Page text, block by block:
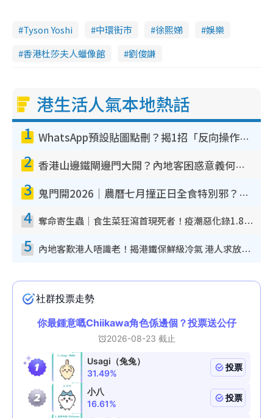
Tyson Yoshi 中環街市 徐熙娣
娛樂
香港杜莎夫人蠟像館
劉俊謙
港生活人氣本地熱話
1 WhatsApp預設貼圖點刪？揭1招「反向操作」還原簡潔介面 附3步實測教學
2 香港山邊鐵閘邊門大開？內地客困惑意義何在！網民神回覆：呢種叫法理性防禦
3 鬼門開2026｜農曆七月撞正日全食特別邪？專家警告切忌做一事！揭4大禁忌+2招保平安
4 奪命寄生蟲｜食生菜狂瀉首現死者！疫潮惡化錄1.8萬宗病例 揭洗菜3大謬誤
5 內地客歎港人唔識老！揭港鐵保鮮級冷氣 港人求放過：咪投訴